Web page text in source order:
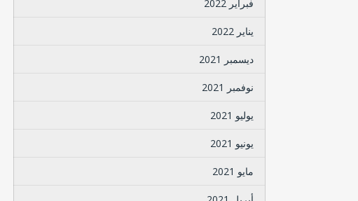
فبراير 2022
يناير 2022
ديسمبر 2021
نوفمبر 2021
يوليو 2021
يونيو 2021
مايو 2021